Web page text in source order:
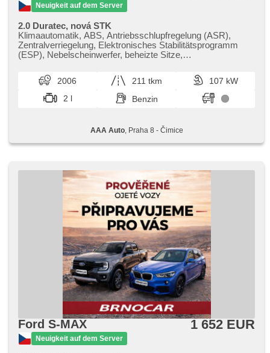
Neuigkeit auf dem Server
2.0 Duratec, nová STK
Klimaautomatik, ABS, Antriebsschlupfregelung (ASR),
Zentralverriegelung, Elektronisches Stabilitätsprogramm
(ESP), Nebelscheinwerfer, beheizte Sitze,
Autoradio, Handgetriebe
2006 211 tkm
107 kW
2 l
Benzin
AAA Auto, Praha 8 - Čimice
Ford S-MAX
Neuigkeit auf dem Server
1 652 EUR